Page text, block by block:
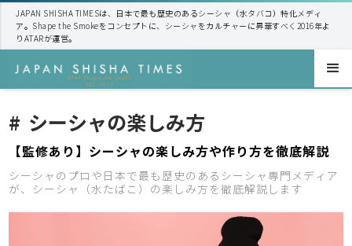
JAPAN SHISHA TIMESは、日本で最も歴史のあるシーシャ（水タバコ）特化メディ
ア。Shape the Smokeをコンセプトに、シーシャをカルチャーに昇華すべく2016年よ
りATARが運営。
# シーシャの楽しみ方
【監修あり】シーシャの楽しみ方や作り方を徹底解説
シーシャのプロや日本で最も歴史のあるシーシャ専門メディア
が、シーシャ（水たばこ）の楽しみ方を徹底解説します